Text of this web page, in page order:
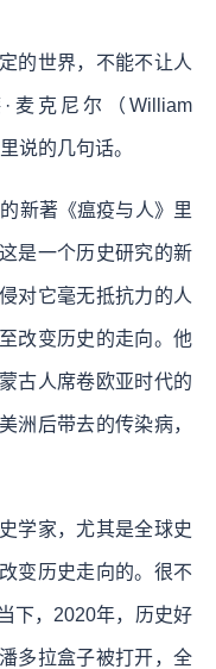
的世界，不能不让人
麦克尼尔（William
说的几句话。
新著《瘟疫与人》里
是一个历史研究的新
对它毫无抵抗力的人
改变历史的走向。他
古人席卷欧亚时代的
洲后带去的传染病，
学家，尤其是全球史
变历史走向的。很不
下，2020年，历史好
多拉盒子被打开，全